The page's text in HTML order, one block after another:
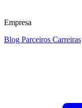
Empresa
Blog Parceiros Carreiras